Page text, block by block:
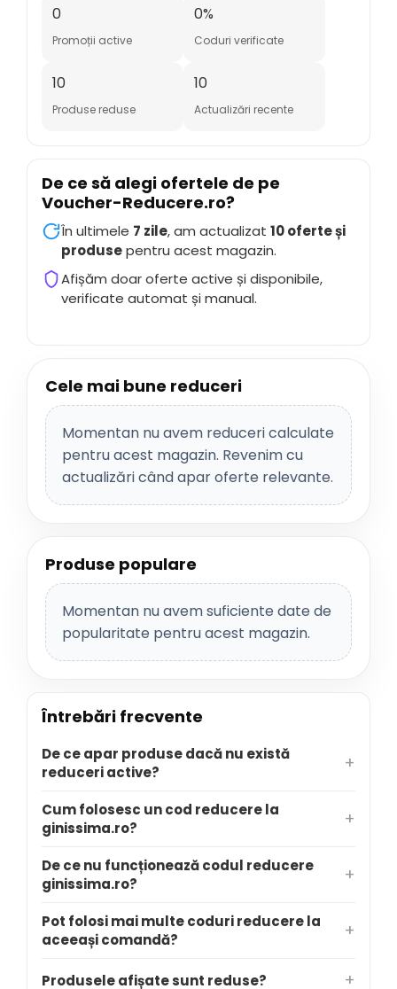
0
Promoții active
0%
Coduri verificate
10
Produse reduse
10
Actualizări recente
De ce să alegi ofertele de pe
Voucher-Reducere.ro?
În ultimele 7 zile, am actualizat 10 oferte și
produsepentru acest magazin.
Afișăm doar oferte active și disponibile,
verificate automat și manual.
Cele mai bune reduceri
Momentan nu avem reduceri calculate
pentru acest magazin. Revenim cu
actualizări când apar oferte relevante.
Produse populare
Momentan nu avem suficiente date de
popularitate pentru acest magazin.
Întrebări frecvente
De ce apar produse dacă nu există
reduceri active?
Cum folosesc un cod reducere la
ginissima.ro?
De ce nu funcționează codul reducere
ginissima.ro?
Pot folosi mai multe coduri reducere la
aceeași comandă?
Produsele afișate sunt reduse?